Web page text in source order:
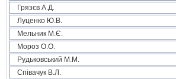
Грязєв А.Д.
Луценко Ю.В.
Мельник М.Є.
Мороз О.О.
Рудьковський М.М.
Співачук В.Л.